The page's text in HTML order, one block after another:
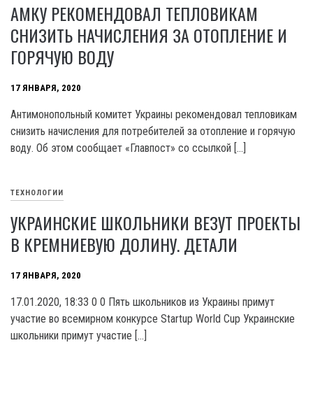
АМКУ РЕКОМЕНДОВАЛ ТЕПЛОВИКАМ
СНИЗИТЬ НАЧИСЛЕНИЯ ЗА ОТОПЛЕНИЕ И
ГОРЯЧУЮ ВОДУ
17 ЯНВАРЯ, 2020
Антимонопольный комитет Украины рекомендовал тепловикам
снизить начисления для потребителей за отопление и горячую
воду. Об этом сообщает «Главпост» со ссылкой […]
ТЕХНОЛОГИИ
УКРАИНСКИЕ ШКОЛЬНИКИ ВЕЗУТ ПРОЕКТЫ
В КРЕМНИЕВУЮ ДОЛИНУ. ДЕТАЛИ
17 ЯНВАРЯ, 2020
17.01.2020, 18:33 0 0 Пять школьников из Украины примут
участие во всемирном конкурсе Startup World Cuр Украинские
школьники примут участие […]